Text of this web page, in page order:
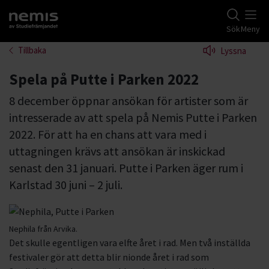
Gå till studiefrämjandets startsida SökMeny
Tillbaka Lyssna
Spela på Putte i Parken 2022
8 december öppnar ansökan för artister som är
intresserade av att spela på Nemis Putte i Parken
2022. För att ha en chans att vara med i
uttagningen krävs att ansökan är inskickad
senast den 31 januari. Putte i Parken äger rum i
Karlstad 30 juni – 2 juli.
Nephila från Arvika.
Det skulle egentligen vara elfte året i rad. Men två inställda
festivaler gör att detta blir nionde året i rad som